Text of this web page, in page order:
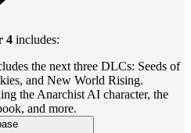
4 includes:
the next three DLCs: Seeds of
and New World Rising.
the Anarchist AI character, the
and more.